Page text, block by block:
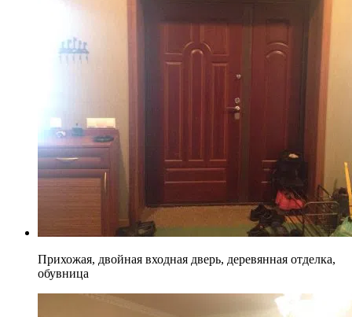
Прихожая, двойная входная дверь, деревянная отделка,
обувница